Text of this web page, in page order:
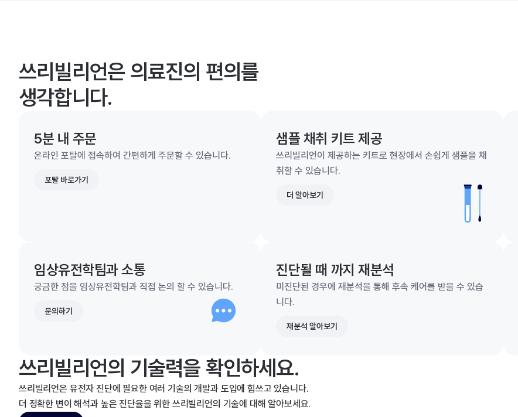
쓰리빌리언은 의료진의 편의를
생각합니다.
5분 내 주문
온라인 포탈에 접속하여 간편하게 주문할 수 있습니다.
포탈 바로가기
샘플 채취 키트 제공
쓰리빌리언이 제공하는 키트로 현장에서 손쉽게 샘플을 채
취할 수 있습니다.
더 알아보기
임상유전학팀과 소통
궁금한 점을 임상유전학팀과 직접 논의 할 수 있습니다.
문의하기
진단될 때 까지 재분석
미진단된 경우에 재분석을 통해 후속 케어를 받을 수 있습
니다.
재분석 알아보기
쓰리빌리언의 기술력을 확인하세요.
쓰리빌리언은 유전자 진단에 필요한 여러 기술의 개발과 도입에 힘쓰고 있습니다.
더 정확한 변이 해석과 높은 진단율을 위한 쓰리빌리언의 기술에 대해 알아보세요.